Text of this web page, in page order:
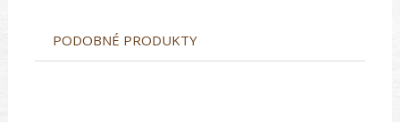
PODOBNÉ PRODUKTY